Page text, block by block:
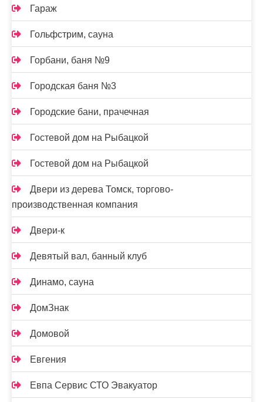
Гараж
Гольфстрим, сауна
Горбани, баня №9
Городская баня №3
Городские бани, прачечная
Гостевой дом на Рыбацкой
Гостевой дом на Рыбацкой
Двери из дерева Томск, торгово-
производственная компания
Двери-к
Девятый вал, банный клуб
Динамо, сауна
ДомЗнак
Домовой
Евгения
Евпа Сервис СТО Эвакуатор